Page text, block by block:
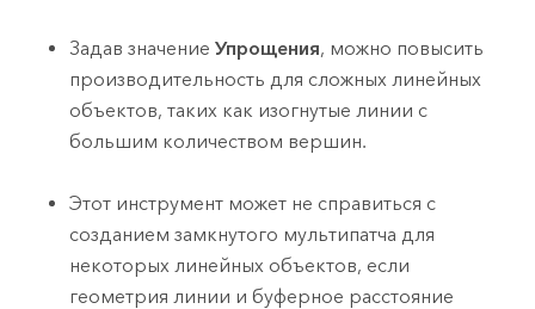
Задав значениеУпрощения, можно повысить
производительность для сложных линейных
объектов, таких как изогнутые линии с
большим количеством вершин.
Этот инструмент может не справиться с
созданием замкнутого мультипатча для
некоторых линейных объектов, если
геометрия линии и буферное расстояние